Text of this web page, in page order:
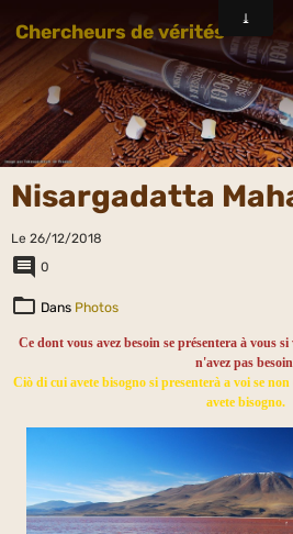
Chercheurs de vérités
Nisargadatta
Le 26/12/2018
0
Dans Photos
Ce dont vous avez besoin se présentera à vous si
n'avez pas
Ciò di cui avete bisogno si presenterà a voi se
avete bisogno.